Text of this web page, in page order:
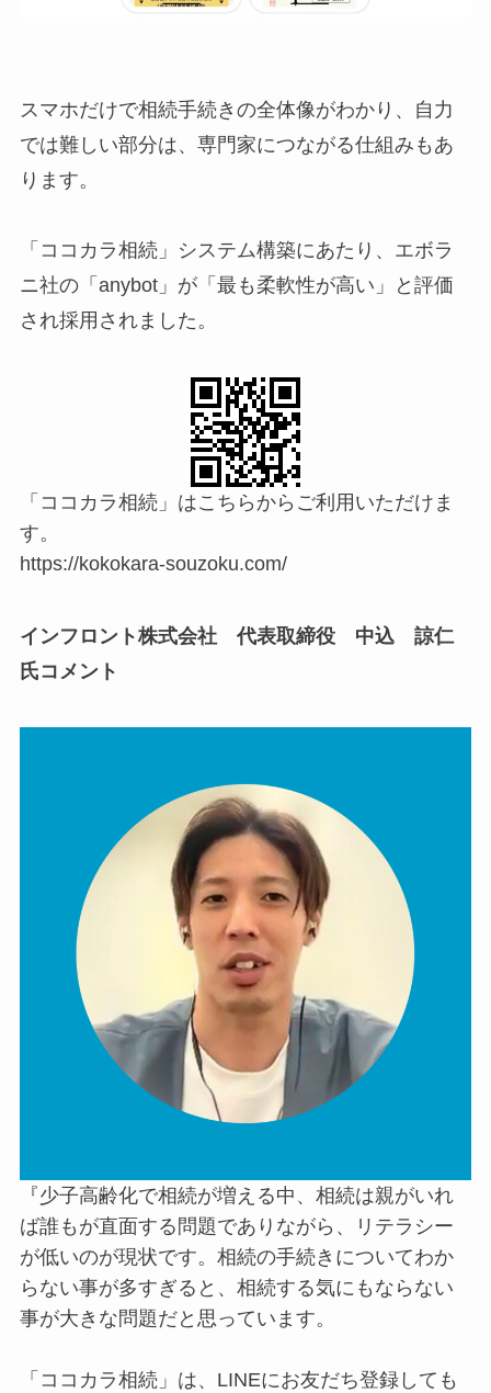
スマホだけで相続手続きの全体像がわかり、自力
では難しい部分は、専門家につながる仕組みもあ
ります。
「ココカラ相続」システム構築にあたり、エボラ
ニ社の「anybot」が「最も柔軟性が高い」と評価
され採用されました。
「ココカラ相続」はこちらからご利用いただけま
す。
https://kokokara-souzoku.com/
インフロント株式会社 代表取締役 中込 諒仁
氏コメント
『少子高齢化で相続が増える中、相続は親がいれ
ば誰もが直面する問題でありながら、リテラシー
が低いのが現状です。相続の手続きについてわか
らない事が多すぎると、相続する気にもならない
事が大きな問題だと思っています。
「ココカラ相続」は、LINEにお友だち登録しても